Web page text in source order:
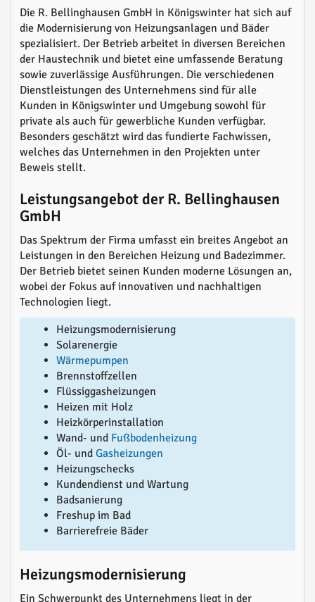
Die R. Bellinghausen GmbH in Königswinter hat sich auf
die Modernisierung von Heizungsanlagen und Bäder
spezialisiert. Der Betrieb arbeitet in diversen Bereichen
der Haustechnik und bietet eine umfassende Beratung
sowie zuverlässige Ausführungen. Die verschiedenen
Dienstleistungen des Unternehmens sind für alle
Kunden in Königswinter und Umgebung sowohl für
private als auch für gewerbliche Kunden verfügbar.
Besonders geschätzt wird das fundierte Fachwissen,
welches das Unternehmen in den Projekten unter
Beweis stellt.
Leistungsangebot der R. Bellinghausen
GmbH
Das Spektrum der Firma umfasst ein breites Angebot an
Leistungen in den Bereichen Heizung und Badezimmer.
Der Betrieb bietet seinen Kunden moderne Lösungen an,
wobei der Fokus auf innovativen und nachhaltigen
Technologien liegt.
Heizungsmodernisierung
Solarenergie
Wärmepumpen
Brennstoffzellen
Flüssiggasheizungen
Heizen mit Holz
Heizkörperinstallation
Wand- und Fußbodenheizung
Öl- und Gasheizungen
Heizungschecks
Kundendienst und Wartung
Badsanierung
Freshup im Bad
Barrierefreie Bäder
Heizungsmodernisierung
Ein Schwerpunkt des Unternehmens liegt in der